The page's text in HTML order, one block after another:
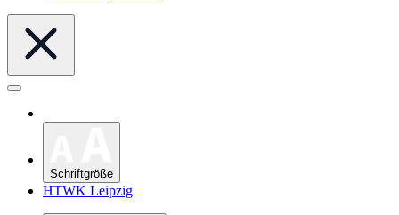
Schriftgröße
HTWK Leipzig